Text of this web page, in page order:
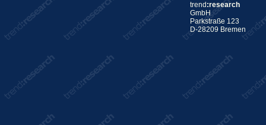
trend :research
GmbH
Parkstraße 123
D-28209 Bremen